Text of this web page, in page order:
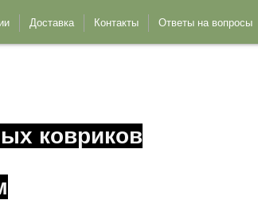
Доставка Контакты Ответы на вопросы
ковриков